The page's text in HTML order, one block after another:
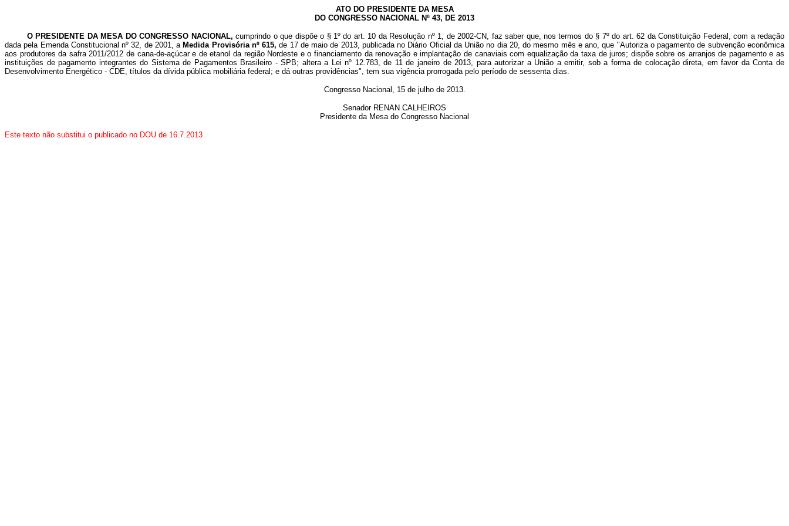
ATO DO PRESIDENTE DA MESA
DO CONGRESSO NACIONAL Nº 43, DE 2013
O PRESIDENTE DA MESA DO CONGRESSO NACIONAL,cumprindo o que dispõe o § 1º do art. 10 da Resolução nº 1, de 2002-CN, faz saber que, nos termos do § 7º do art. 62 da Constituição Federal, com a redação
dada pela Emenda Constitucional nº 32, de 2001, a Medida Provisória nº 615,de 17 de maio de 2013, publicada no Diário Oficial da União no dia 20, do mesmo mês e ano, que "Autoriza o pagamento de subvenção econômica
aos produtores da safra 2011/2012 de cana-de-açúcar e de etanol da região Nordeste e o financiamento da renovação e implantação de canaviais com equalização da taxa de juros; dispõe sobre os arranjos de pagamento e as
instituições de pagamento integrantes do Sistema de Pagamentos Brasileiro - SPB; altera a Lei nº 12.783, de 11 de janeiro de 2013, para autorizar a União a emitir, sob a forma de colocação direta, em favor da Conta de
Desenvolvimento Energético - CDE, títulos da dívida pública mobiliária federal; e dá outras providências", tem sua vigência prorrogada pelo período de sessenta dias.
Congresso Nacional, 15 de julho de 2013.
Senador RENAN CALHEIROS
Presidente da Mesa do Congresso Nacional
Este texto não substitui o publicado no DOU de 16.7.2013